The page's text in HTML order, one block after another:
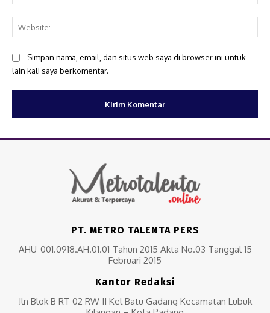
Simpan nama, email, dan situs web saya di browser ini untuk
lain kali saya berkomentar.
PT. METRO TALENTA PERS
AHU-001.0918.AH.01.01 Tahun 2015 Akta No.03 Tanggal 15
Februari 2015
Kantor Redaksi
Jln Blok B RT 02 RW II Kel Batu Gadang Kecamatan Lubuk